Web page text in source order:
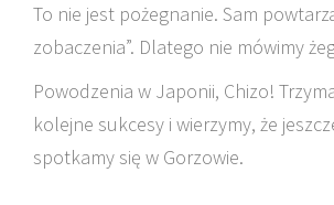
To nie jest pożegnanie. Sam
zobaczenia”. Dlatego nie mówimy
Powodzenia w Japonii, Chizo!
kolejne sukcesy i wierzymy, że
spotkamy się w Gorzowie.